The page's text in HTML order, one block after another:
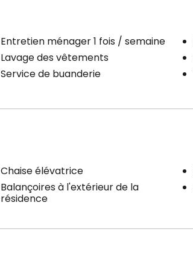
Entretien ménager 1 fois / semaine
Lavage des vêtements
Service de buanderie
Chaise élévatrice
Balançoires à l'extérieur de la
résidence